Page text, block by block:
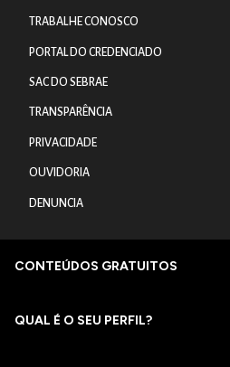
TRABALHE CONOSCO
PORTAL DO CREDENCIADO
SAC DO SEBRAE
TRANSPARÊNCIA
PRIVACIDADE
OUVIDORIA
DENUNCIA
CONTEÚDOS GRATUITOS
QUAL É O SEU PERFIL?